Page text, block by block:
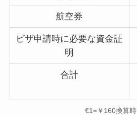
航空券
ビザ申請時に必要な資金証
明
合計
€1=￥160換算時